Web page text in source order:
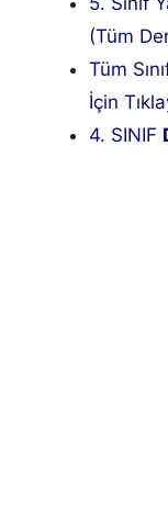
(Tüm
Tüm
İçin
4. SINIF